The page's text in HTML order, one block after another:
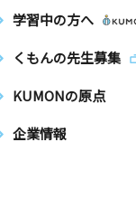
学習中の方へ
くもんの先生募集
KUMONの原点
企業情報